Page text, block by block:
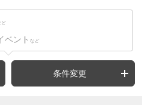
ど
ベント など
条件変更